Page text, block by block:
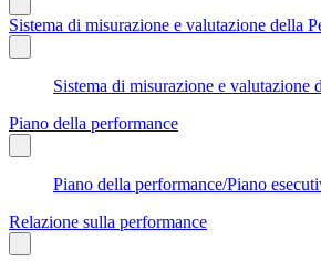
Sistema di misurazione e valutazione della
Sistema di misurazione e valutazione
Piano della performance
Piano della performance/Piano
Relazione sulla performance